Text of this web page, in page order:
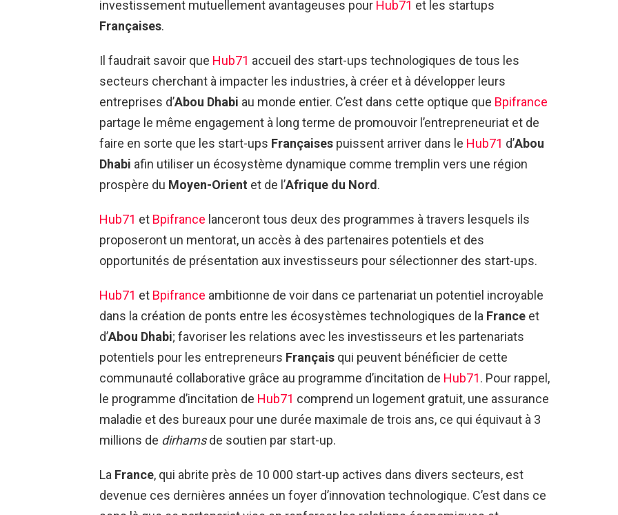
investissement mutuellement avantageuses pour Hub71 et les startups
Françaises.
Il faudrait savoir que Hub71 accueil des start-ups technologiques de tous les
secteurs cherchant à impacter les industries, à créer et à développer leurs
entreprises d’Abou Dhabi au monde entier. C’est dans cette optique que Bpifrance
partage le même engagement à long terme de promouvoir l’entrepreneuriat et de
faire en sorte que les start-ups Françaises puissent arriver dans le Hub71 d’Abou
Dhabi afin utiliser un écosystème dynamique comme tremplin vers une région
prospère du Moyen-Orient et de l’Afrique du Nord.
Hub71 et Bpifrance lanceront tous deux des programmes à travers lesquels ils
proposeront un mentorat, un accès à des partenaires potentiels et des
opportunités de présentation aux investisseurs pour sélectionner des start-ups.
Hub71 et Bpifrance ambitionne de voir dans ce partenariat un potentiel incroyable
dans la création de ponts entre les écosystèmes technologiques de la France et
d’Abou Dhabi; favoriser les relations avec les investisseurs et les partenariats
potentiels pour les entrepreneurs Français qui peuvent bénéficier de cette
communauté collaborative grâce au programme d’incitation de Hub71. Pour rappel,
le programme d’incitation de Hub71 comprend un logement gratuit, une assurance
maladie et des bureaux pour une durée maximale de trois ans, ce qui équivaut à 3
millions de dirhamsde soutien par start-up.
La France, qui abrite près de 10 000 start-up actives dans divers secteurs, est
devenue ces dernières années un foyer d’innovation technologique. C’est dans ce